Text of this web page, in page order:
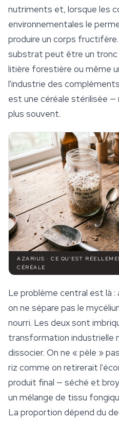
nutriments et, lorsque les
environnementales le
produire un corps
substrat peut être un tronc
litière forestière ou même
l'industrie des
est une céréale stérilisée —
plus souvent.
AZARIUS · CE QU'EST
CÉRÉALE
Le problème central est là
on ne sépare pas le
nourri. Les deux sont
transformation industrielle
dissocier. On ne « pèle »
riz comme on retirerait
produit final — séché et
un mélange de tissu
La proportion dépend du